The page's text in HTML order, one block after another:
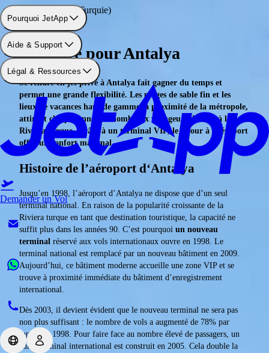
Pourquoi JetApp
Aide & Support
Légal & Ressources
Demander un Vol
Aéroport: Antalya (Turquie)
Jet privé pour Antalya
Se rendre en jet privé à Antalya fait gagner du temps et
permet une grande flexibilité. Les plages de sable fin et les
lieux de vacances haut de gamme, à proximité de la métropole,
attirent chaque année de nombreux voyageurs de luxe à la
Riviera turque. Grâce à un terminal VIP, le séjour à l'aéroport
offre un confort maximal.
Histoire de l’aéroport d‘Antalya
Jusqu’en 1998, l’aéroport d’Antalya ne dispose que d’un seul
terminal national. En raison de la popularité croissante de la
Riviera turque en tant que destination touristique, la capacité ne
suffit plus dans les années 90. C’est pourquoi un nouveau
terminal réservé aux vols internationaux ouvre en 1998. Le
terminal national est remplacé par un nouveau bâtiment en 2009.
Aujourd’hui, ce bâtiment moderne accueille une zone VIP et se
trouve à proximité immédiate du bâtiment d’enregistrement
international.
Dès 2003, il devient évident que le nouveau terminal ne sera pas
non plus suffisant : le nombre de vols a augmenté de 78% par
rapport à 1998. Pour faire face au nombre élevé de passagers, un
autre terminal international est construit en 2005. Cela double la